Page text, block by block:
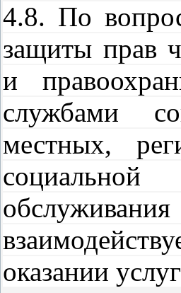
4.8. По
защиты прав
и
службами
местных,
социальной
оказании